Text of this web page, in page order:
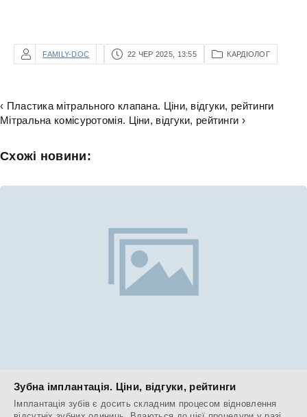
FAMILY-DOC 22 ЧЕР 2025, 13:55 КАРДІОЛОГ
‹ Пластика мітрального клапана. Ціни, відгуки, рейтинги
Мітральна комісуротомія. Ціни, відгуки, рейтинги ›
Схожі новини:
Зубна імплантація. Ціни, відгуки, рейтинги
Імплантація зубів є досить складним процесом відновлення